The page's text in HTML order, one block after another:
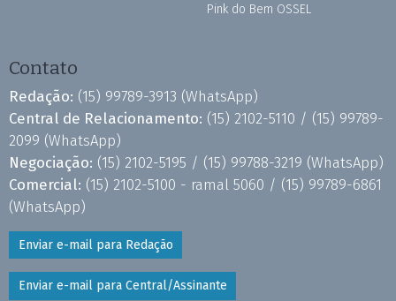
Pink do Bem OSSEL
Contato
Redação: (15) 99789-3913 (WhatsApp)
Central de Relacionamento: (15) 2102-5110 / (15) 99789-
2099 (WhatsApp)
Negociação: (15) 2102-5195 / (15) 99788-3219 (WhatsApp)
Comercial: (15) 2102-5100 - ramal 5060 / (15) 99789-6861
(WhatsApp)
Enviar e-mail para Redação
Enviar e-mail para Central/Assinante